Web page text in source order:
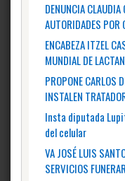
DENUNCIA CLAUDIA
AUTORIDADES POR
ENCABEZA ITZEL
MUNDIAL DE
PROPONE CARLOS
INSTALEN
Insta diputada
del celular
VA JOSÉ LUIS
SERVICIOS